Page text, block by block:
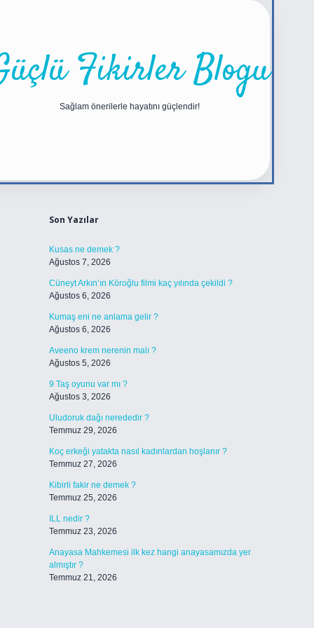
Fikirler Blogu
Sağlam önerilerle hayatını güçlendir!
Son Yazılar
Kusas ne demek ?
Ağustos 7, 2026
Cüneyt Arkın’ın Köroğlu filmi kaç yılında çekildi ?
Ağustos 6, 2026
Kumaş eni ne anlama gelir ?
Ağustos 6, 2026
Aveeno krem nerenin malı ?
Ağustos 5, 2026
9 Taş oyunu var mı ?
Ağustos 3, 2026
Uludoruk dağı nerededir ?
Temmuz 29, 2026
Koç erkeği yatakta nasıl kadınlardan hoşlanır ?
Temmuz 27, 2026
Kibirli fakir ne demek ?
Temmuz 25, 2026
ILL nedir ?
Temmuz 23, 2026
Anayasa Mahkemesi ilk kez hangi anayasamızda yer
almıştır ?
Temmuz 21, 2026